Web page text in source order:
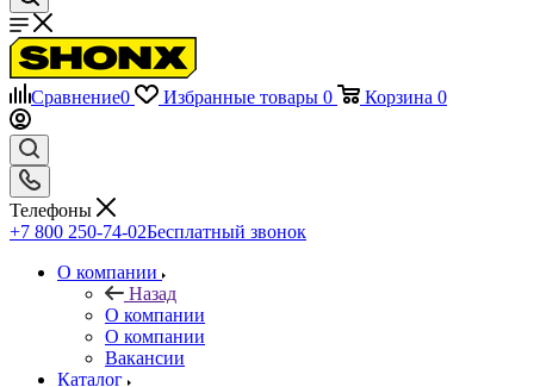
Сравнение0 Избранные товары 0 Корзина 0
Телефоны
+7 800 250-74-02Бесплатный звонок
О компании
Назад
О компании
О компании
Вакансии
Каталог